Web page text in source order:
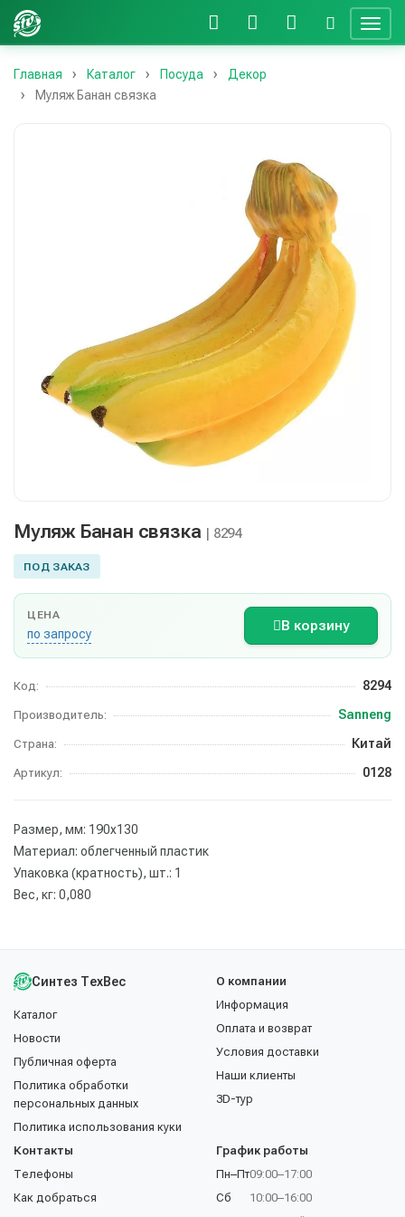
Главная Каталог Посуда
Декор
Муляж Банан связка
Муляж Банан связка | 8294
ПОД ЗАКАЗ
ЦЕНА
по запросу
В корзину
Код: 8294
Производитель: Sanneng
Страна: Китай
Артикул: 0128
Размер, мм: 190х130
Материал: облегченный пластик
Упаковка (кратность), шт.: 1
Вес, кг: 0,080
Синтез ТехВес
Каталог
Новости
Публичная оферта
Политика обработки
персональных данных
Политика использования куки
О компании
Информация
Оплата и возврат
Условия доставки
Наши клиенты
3D-тур
Контакты
Телефоны
Как добраться
График работы
Пн–Пт
Сб
09:00–17:00
10:00–16:00